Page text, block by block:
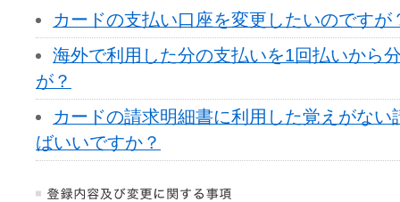
カードの支払い口座を変更したいのですが
海外で利用した分の支払いを1回払いから
が？
カードの請求明細書に利用した覚えがな
ばいいですか？